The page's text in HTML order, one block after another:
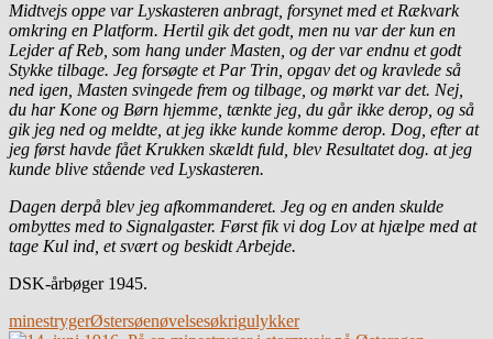
Midtvejs oppe var Lyskasteren anbragt, forsynet med et Rækvark
omkring en Platform. Hertil gik det godt, men nu var der kun en
Lejder af Reb, som hang under Masten, og der var endnu etgodt
Stykke tilbage. Jeg forsøgte et Par Trin, opgav det og kravlede så
ned igen, Masten svingede frem og tilbage, og mørkt var det. Nej,
du har Kone og Børn hjemme, tænkte jeg, du går ikke derop, og så
gik jeg ned og meldte, at jeg ikke kunde komme derop. Dog, efter at
jeg først havde fået Krukken skældt fuld, blev Resultatet dog. at jeg
kunde blive stående ved Lyskasteren.
Dagen derpå blev jeg afkommanderet. Jeg og en anden skulde
ombyttes med to Signalgaster. Først fik vi dog Lov at hjælpe med at
tage Kul ind, et svært og beskidt Arbejde.
DSK-årbøger 1945.
minestrygerØstersøenøvelsesøkrigulykker